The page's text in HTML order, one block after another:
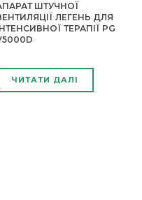
ШТУЧНОЇ
ЛЕГЕНЬ ДЛЯ
ТЕРАПІЇ PG
ЧИТАТИ ДАЛІ